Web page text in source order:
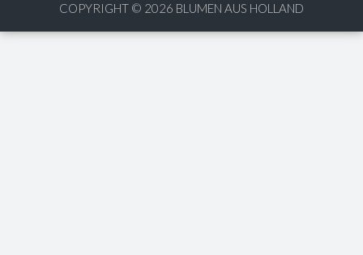
COPYRIGHT © 2026 BLUMEN AUS HOLLAND